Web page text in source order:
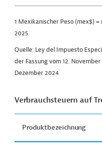
1 Mexikanischer Peso (mex$)
2025
Quelle: Ley del Impuesto
der Fassung vom 12.
Dezember 2024
Verbrauchsteuern auf
Produktbezeichnung